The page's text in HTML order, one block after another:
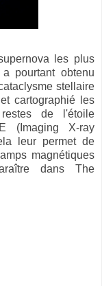
les plus
pourtant obtenu
stellaire
cartographié les
de l'étoile
(Imaging X-ray
leur permet de
magnétiques
dans The